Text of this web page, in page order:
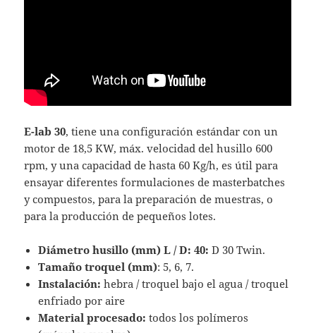
E-lab 30, tiene una configuración estándar con un
motor de 18,5 KW, máx. velocidad del husillo 600
rpm, y una capacidad de hasta 60 Kg/h, es útil para
ensayar diferentes formulaciones de masterbatches
y compuestos, para la preparación de muestras, o
para la producción de pequeños lotes.
Diámetro husillo (mm) L / D: 40: D 30 Twin.
Tamaño troquel (mm): 5, 6, 7.
Instalación: hebra / troquel bajo el agua / troquel
enfriado por aire
Material procesado: todos los polímeros